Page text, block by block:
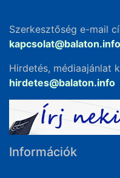
Szerkesztőség e-mail
kapcsolat@balaton.info
Hirdetés, médiaajánlat
hirdetes@balaton.info
Információk